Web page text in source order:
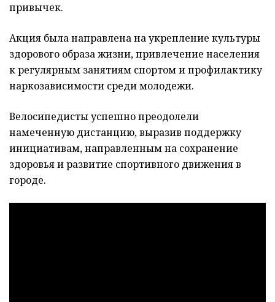
привычек.
Акция была направлена на укрепление культуры
здорового образа жизни, привлечение населения
к регулярным занятиям спортом и профилактику
наркозависимости среди молодежи.
Велосипедисты успешно преодолели
намеченную дистанцию, выразив поддержку
инициативам, направленным на сохранение
здоровья и развитие спортивного движения в
городе.